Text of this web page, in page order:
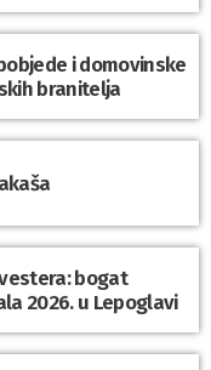
i domovinske
branitelja
bogat
2026. u Lepoglavi